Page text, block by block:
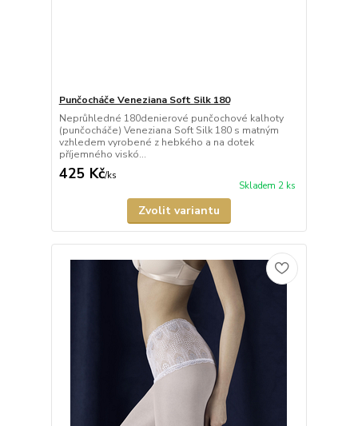
Punčocháče Veneziana Soft Silk 180
Neprůhledné 180denierové punčochové kalhoty
(punčocháče) Veneziana Soft Silk 180 s matným
vzhledem vyrobené z hebkého a na dotek
příjemného viskó...
425 Kč/ks
Skladem 2 ks
Zvolit variantu